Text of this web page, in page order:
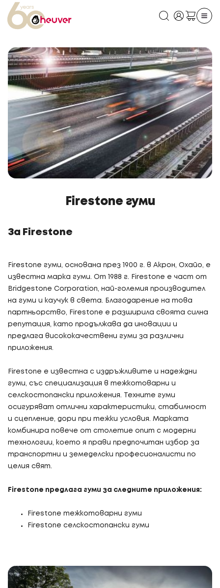
Firestone гуми
За Firestone
Firestone гуми, основана през 1900 г. в Акрон, Охайо, е
известна марка гуми. От 1988 г. Firestone е част от
Bridgestone Corporation, най-големия производител
на гуми и каучук в света. Благодарение на това
партньорство, Firestone е разширила своята силна
репутация, като продължава да иновации и
предлага висококачествени гуми за различни
приложения.
Firestone е известна с издръжливите и надеждни
гуми, със специализация в тежкотоварни и
селскостопански приложения. Техните гуми
осигуряват отлични характеристики, стабилност
и сцепление, дори при тежки условия. Марката
комбинира повече от столетие опит с модерни
технологии, което я прави предпочитан избор за
транспортни и земеделски професионалисти по
целия свят.
Firestone предлага гуми за следните приложения:
Firestone тежкотоварни гуми
Firestone селскостопански гуми